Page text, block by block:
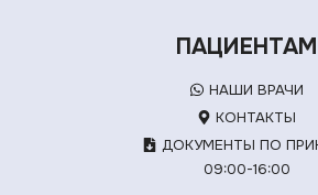
ПАЦИЕНТАМ
НАШИ ВРАЧИ
КОНТАКТЫ
ДОКУМЕНТЫ ПО
09:00-16:00